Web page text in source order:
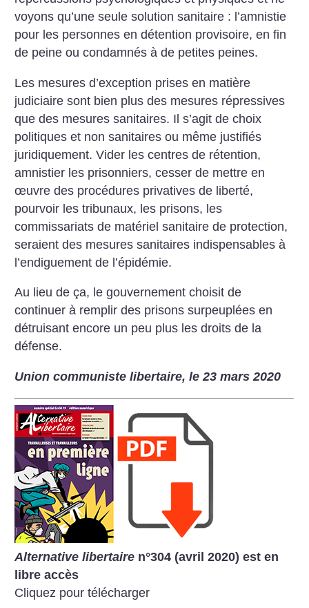
voyons qu’une seule solution sanitaire : l’amnistie
pour les personnes en détention provisoire, en fin
de peine ou condamnés à de petites peines.
Les mesures d’exception prises en matière
judiciaire sont bien plus des mesures répressives
que des mesures sanitaires. Il s’agit de choix
politiques et non sanitaires ou même justifiés
juridiquement. Vider les centres de rétention,
amnistier les prisonniers, cesser de mettre en
œuvre des procédures privatives de liberté,
pourvoir les tribunaux, les prisons, les
commissariats de matériel sanitaire de protection,
seraient des mesures sanitaires indispensables à
l’endiguement de l’épidémie.
Au lieu de ça, le gouvernement choisit de
continuer à remplir des prisons surpeuplées en
détruisant encore un peu plus les droits de la
défense.
Union communiste libertaire, le 23 mars 2020
Alternative libertaire n°304 (avril 2020) est en
libre accès
Cliquez pour télécharger